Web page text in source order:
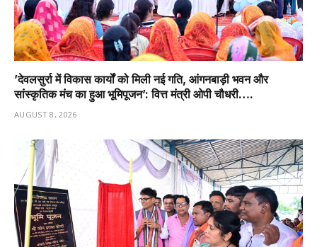
’देवलसुर्रा में विकास कार्यों को मिली नई गति, आंगनबाड़ी भवन और
सांस्कृतिक मंच का हुआ भूमिपूजन’: वित्त मंत्री ओपी चौधरी….
AUGUST 8, 2026